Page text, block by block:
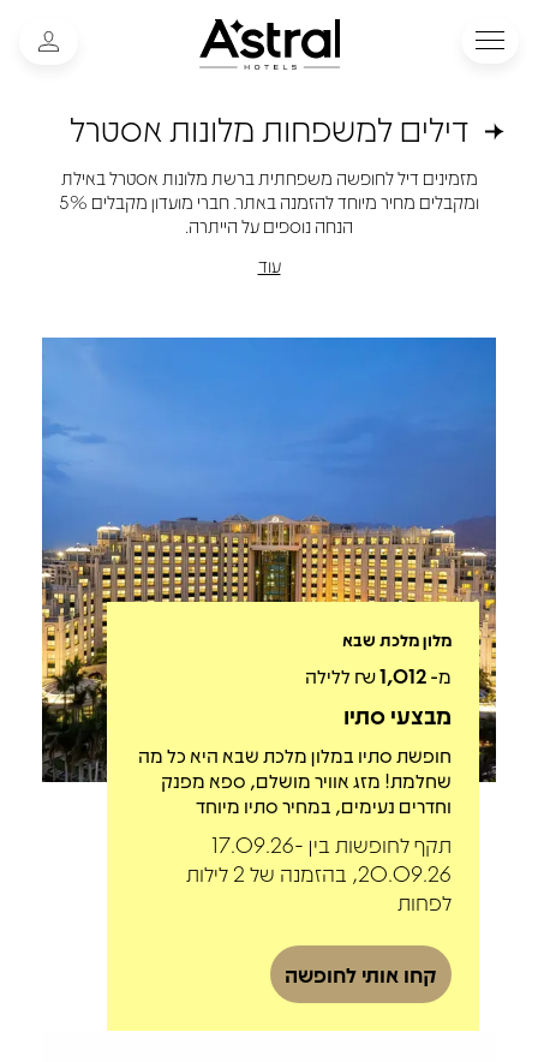
דילים למשפחות מלונות אסטרל
מזמינים דיל לחופשה משפחתית ברשת מלונות אסטרל באילת
ומקבלים מחיר מיוחד להזמנה באתר. חברי מועדון מקבלים 5%
הנחה נוספים על הייתרה.
עוד
מלון מלכת שבא
מ-1,012₪ ללילה
מבצעי סתיו
חופשת סתיו במלון מלכת שבא היא כל מה
שחלמת! מזג אוויר מושלם, ספא מפנק
וחדרים נעימים, במחיר סתיו מיוחד
תקף לחופשות בין 17.09.26-
20.09.26, בהזמנה של 2 לילות
לפחות
קחו אותי לחופשה